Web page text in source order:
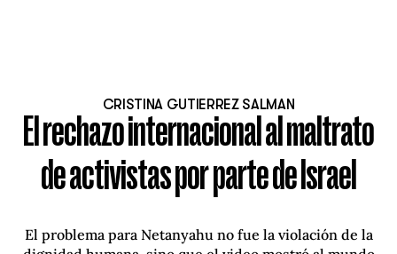
CRISTINA GUTIERREZ SALMAN
El rechazo internacional al maltrato
de activistas por parte de Israel
El problema para Netanyahu no fue la violación de la